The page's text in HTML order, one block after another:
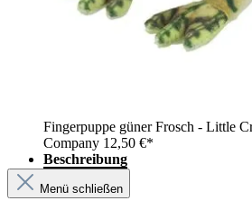
Fingerpuppe güner Frosch - Little
Company 12,50 €*
Beschreibung
Menü schließen